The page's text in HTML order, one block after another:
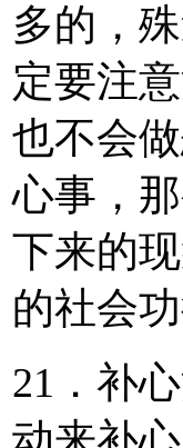
多的，
定要注
也不会
心事，
下来的
的社会功
21．补